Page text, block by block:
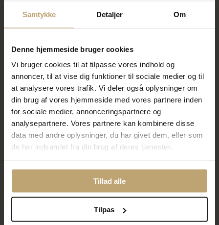
Samtykke Detaljer Om
Denne hjemmeside bruger cookies
Vi bruger cookies til at tilpasse vores indhold og
annoncer, til at vise dig funktioner til sociale medier og til
at analysere vores trafik. Vi deler også oplysninger om
din brug af vores hjemmeside med vores partnere inden
for sociale medier, annonceringspartnere og
analysepartnere. Vores partnere kan kombinere disse
data med andre oplysninger, du har givet dem, eller som
de har indsamlet fra din brug af deres tjenester.
Tillad alle
Tilpas
ENAMEL Copenhagen Elvira
øreringe sølv
960,00 kr
ENAMEL Copenhagen Talia
cm)
480,00 kr